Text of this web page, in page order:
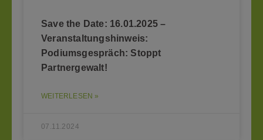
Save the Date: 16.01.2025 –
Veranstaltungshinweis:
Podiumsgespräch: Stoppt
Partnergewalt!
WEITERLESEN »
07.11.2024